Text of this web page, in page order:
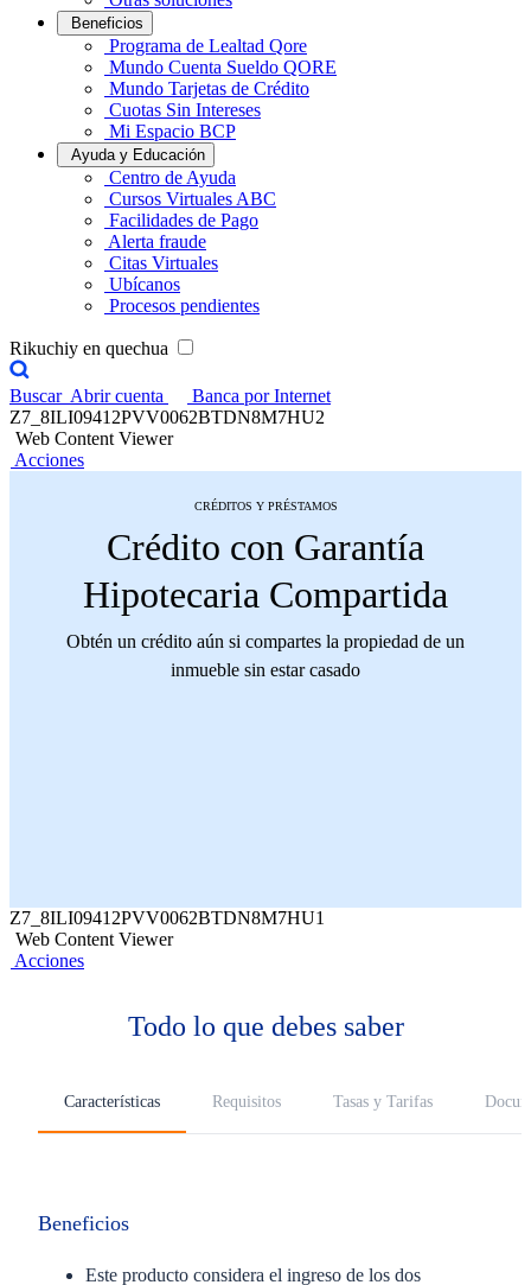
Beneficios
Programa de Lealtad Qore
Mundo Cuenta Sueldo QORE
Mundo Tarjetas de Crédito
Cuotas Sin Intereses
Mi Espacio BCP
Ayuda y Educación
Centro de Ayuda
Cursos Virtuales ABC
Facilidades de Pago
Alerta fraude
Citas Virtuales
Ubícanos
Procesos pendientes
Rikuchiy en quechua
Buscar Abrir cuenta
Banca por Internet
Z7_8ILI09412PVV0062BTDN8M7HU2
Web Content Viewer
Acciones
CRÉDITOS Y PRÉSTAMOS
Crédito con Garantía
Hipotecaria Compartida
Obtén un crédito aún si compartes la propiedad de un
inmueble sin estar casado
Z7_8ILI09412PVV0062BTDN8M7HU1
Web Content Viewer
Acciones
Todo lo que debes saber
Características Requisitos Tasas y Tarifas
Beneficios
Este producto considera el ingreso de los dos